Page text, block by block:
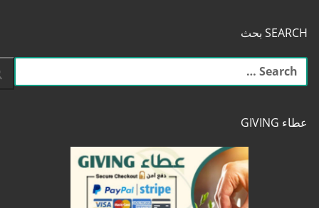
SEARCH بحث
البحث
عن:
عطاء GIVING